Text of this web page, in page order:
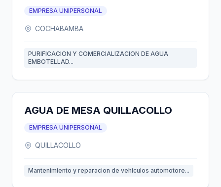
EMPRESA UNIPERSONAL
COCHABAMBA
PURIFICACION Y COMERCIALIZACION DE AGUA
EMBOTELLAD...
AGUA DE MESA QUILLACOLLO
EMPRESA UNIPERSONAL
QUILLACOLLO
Mantenimiento y reparacion de vehiculos automotore...